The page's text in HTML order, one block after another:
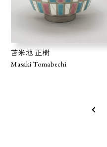
苫米地 正樹
Masaki Tomabechi